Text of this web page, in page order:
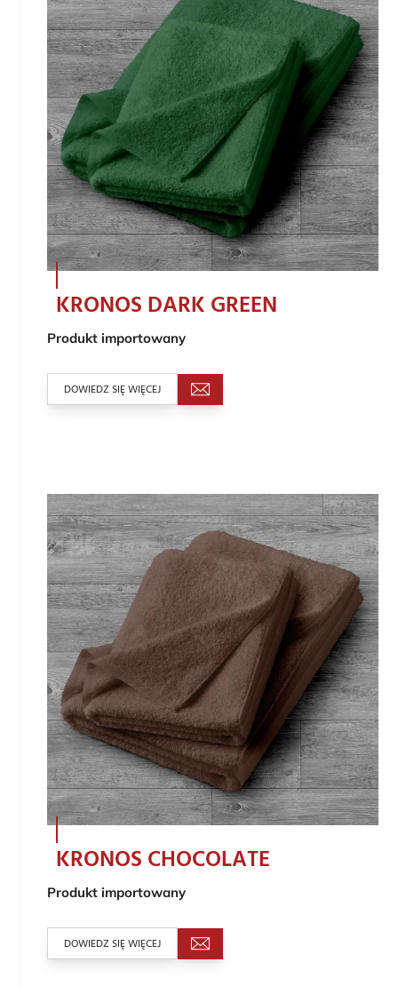
KRONOS DARK GREEN
Produkt importowany
DOWIEDZ SIĘ WIĘCEJ
KRONOS CHOCOLATE
Produkt importowany
DOWIEDZ SIĘ WIĘCEJ